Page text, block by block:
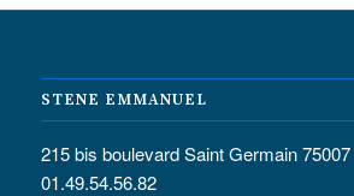
STENE EMMANUEL
215 bis boulevard Saint Germain
01.49.54.56.82